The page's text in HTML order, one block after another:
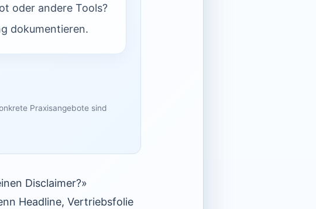
oder andere Tools?
dokumentieren.
Praxisangebote sind
Disclaimer?»
Headline, Vertriebsfolie